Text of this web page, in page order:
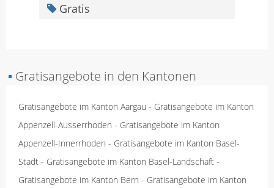
Gratis
▪ Gratisangebote in den Kantonen
Gratisangebote im Kanton Aargau - Gratisangebote im Kanton
Appenzell-Ausserrhoden - Gratisangebote im Kanton
Appenzell-Innerrhoden - Gratisangebote im Kanton Basel-
Stadt - Gratisangebote im Kanton Basel-Landschaft -
Gratisangebote im Kanton Bern - Gratisangebote im Kanton